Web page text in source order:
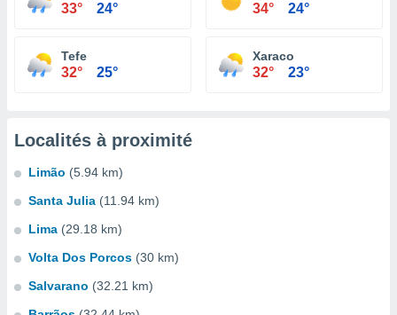
33° 24° 34° 24°
Tefe
32° 25°
Xaraco
32° 23°
Localités à proximité
Limão (5.94 km)
Santa Julia (11.94 km)
Lima (29.18 km)
Volta Dos Porcos (30 km)
Salvarano (32.21 km)